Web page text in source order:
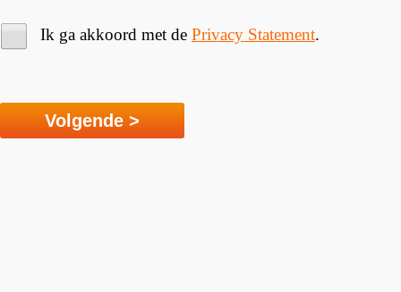
Ik ga akkoord met de Privacy Statement.